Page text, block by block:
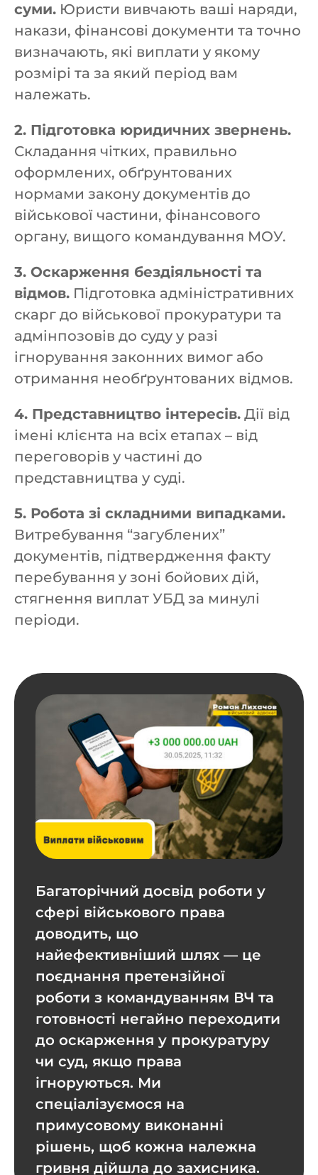
суми. Юристи вивчають ваші наряди,
накази, фінансові документи та точно
визначають, які виплати у якому
розмірі та за який період вам
належать.
2. Підготовка юридичних звернень.
Складання чітких, правильно
оформлених, обґрунтованих
нормами закону документів до
військової частини, фінансового
органу, вищого командування МОУ.
3. Оскарження бездіяльності та
відмов. Підготовка адміністративних
скарг до військової прокуратури та
адмінпозовів до суду у разі
ігнорування законних вимог або
отримання необґрунтованих відмов.
4. Представництво інтересів. Дії від
імені клієнта на всіх етапах – від
переговорів у частині до
представництва у суді.
5. Робота зі складними випадками.
Витребування “загублених”
документів, підтвердження факту
перебування у зоні бойових дій,
стягнення виплат УБД за минулі
періоди.
Багаторічний досвід роботи у
сфері військового права
доводить, що
найефективніший шлях — це
поєднання претензійної
роботи з командуванням ВЧ та
готовності негайно переходити
до оскарження у прокуратуру
чи суд, якщо права
ігноруються. Ми
спеціалізуємося на
примусовому виконанні
рішень, щоб кожна належна
гривня дійшла до захисника.